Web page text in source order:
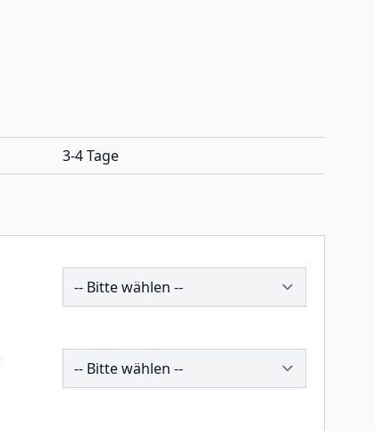
3-4 Tage
207993
259052